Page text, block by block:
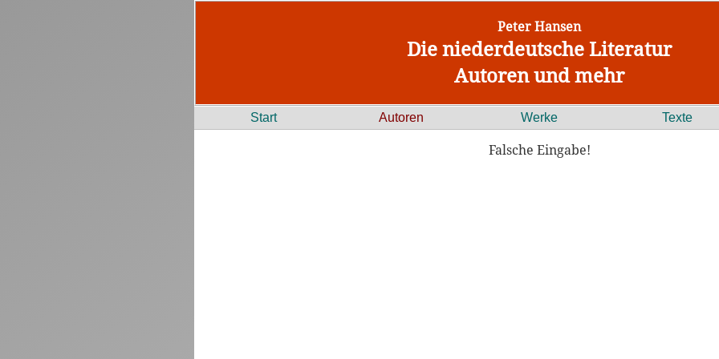
Peter Hansen
Die niederdeutsche Literatur
Autoren und mehr
Start Autoren Werke Texte
Falsche Eingabe!